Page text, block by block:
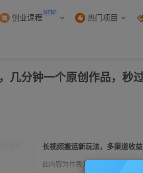
创业课程 NEW 热门项目
几分钟一个原创作品，秒
长视频搬运新玩法，多渠道收
此内容为付费阅读，请付费后查看